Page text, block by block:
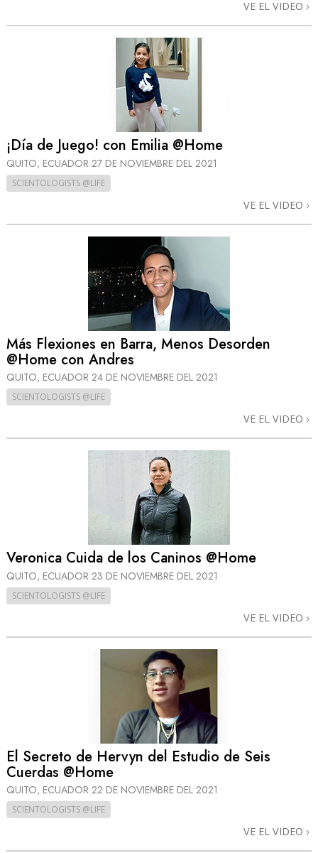
VE EL VIDEO
¡Día de Juego! con Emilia @Home
QUITO, ECUADOR 27 DE NOVIEMBRE DEL 2021
SCIENTOLOGISTS @LIFE
VE EL VIDEO
Más Flexiones en Barra, Menos Desorden
@Home con Andres
QUITO, ECUADOR 24 DE NOVIEMBRE DEL 2021
SCIENTOLOGISTS @LIFE
VE EL VIDEO
Veronica Cuida de los Caninos @Home
QUITO, ECUADOR 23 DE NOVIEMBRE DEL 2021
SCIENTOLOGISTS @LIFE
VE EL VIDEO
El Secreto de Hervyn del Estudio de Seis
Cuerdas @Home
QUITO, ECUADOR 22 DE NOVIEMBRE DEL 2021
SCIENTOLOGISTS @LIFE
VE EL VIDEO